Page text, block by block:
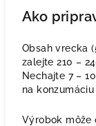
Ako
Obsah vrecka
zalejte 210 –
Nechajte 7 –
na
Výrobok môže